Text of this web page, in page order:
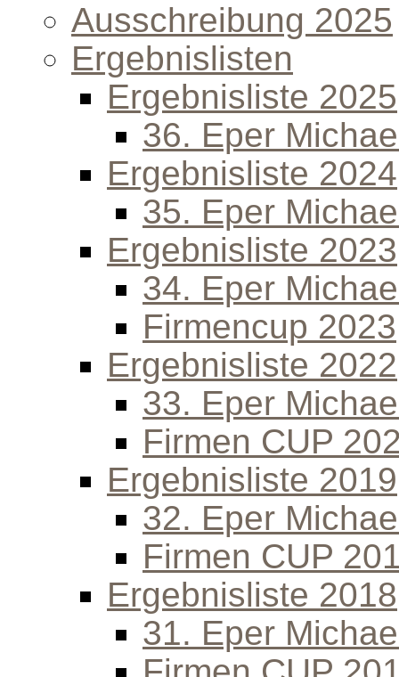
Ausschreibung 2025
Ergebnislisten
Ergebnisliste 2025
36. Eper
Ergebnisliste 2024
35. Eper
Ergebnisliste 2023
34. Eper
Firmencup 2023
Ergebnisliste 2022
33. Eper
Firmen CUP
Ergebnisliste 2019
32. Eper
Firmen CUP
Ergebnisliste 2018
31. Eper